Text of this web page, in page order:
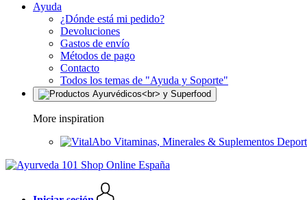
Ayuda
¿Dónde está mi pedido?
Devoluciones
Gastos de envío
Métodos de pago
Contacto
Todos los temas de "Ayuda y Soporte"
More inspiration
Vitaminas, Minerales & Suplementos